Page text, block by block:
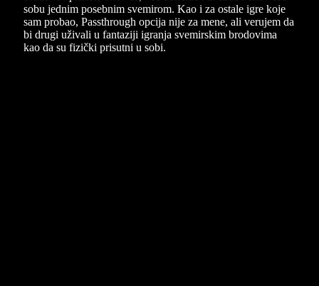
sobu jednim posebnim svemirom. Kao i za ostale igre koje
sam probao, Passthrough opcija nije za mene, ali verujem da
bi drugi uživali u fantaziji igranja svemirskim brodovima
kao da su fizički prisutni u sobi.